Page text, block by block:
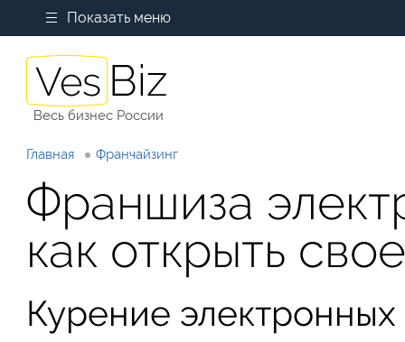
Показать меню
Весь бизнес России
Главная Франчайзинг
Франшиза
как открыть
Курение